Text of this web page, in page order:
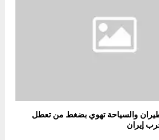
والسياحة تهوي بضغط من تعطل
إيران